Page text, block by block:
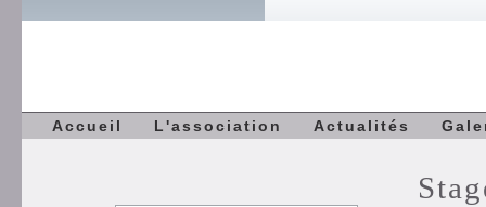
Accueil L'association Actualités